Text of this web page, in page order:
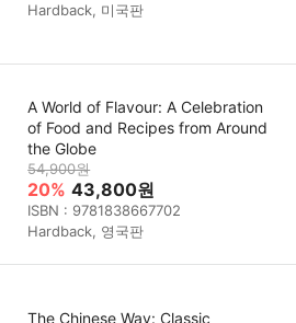
Hardback, 미국판
A World of Flavour: A Celebration
of Food and Recipes from Around
the Globe
54,900원
20% 43,800원
ISBN : 9781838667702
Hardback, 영국판
The Chinese Way: Classic